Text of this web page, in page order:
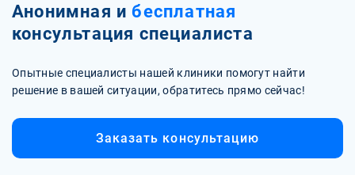
Анонимная и бесплатная
консультация специалиста
Опытные специалисты нашей клиники помогут найти
решение в вашей ситуации, обратитесь прямо сейчас!
Заказать консультацию